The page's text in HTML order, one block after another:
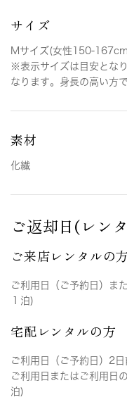
サイズ
Mサイズ(女性150-
※表示サイズは目安とな
なります。身長の高い方
素材
化繊
ご返却日(レン
ご来店レンタルの方
ご利用日（ご予約日）ま
１泊)
宅配レンタルの方
ご利用日（ご予約日）2日
ご利用日またはご利用日の
泊)